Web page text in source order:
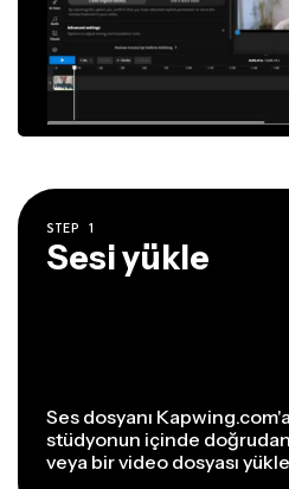
STEP 1
Sesi yükle
Ses dosyanı
stüdyonun içinde doğrudan
veya bir video dosyası